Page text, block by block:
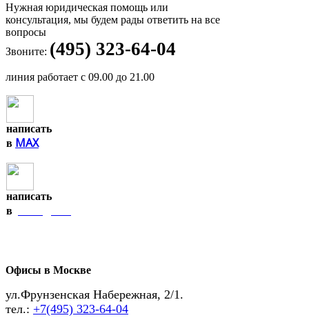
Нужная юридическая помощь или
консультация, мы будем рады ответить на все
вопросы
Звоните: (495) 323-64-04
линия работает с 09.00 до 21.00
написать
в MAX
написать
в
Офисы в Москве
ул.Фрунзенская Набережная, 2/1.
тел.: +7(495) 323-64-04